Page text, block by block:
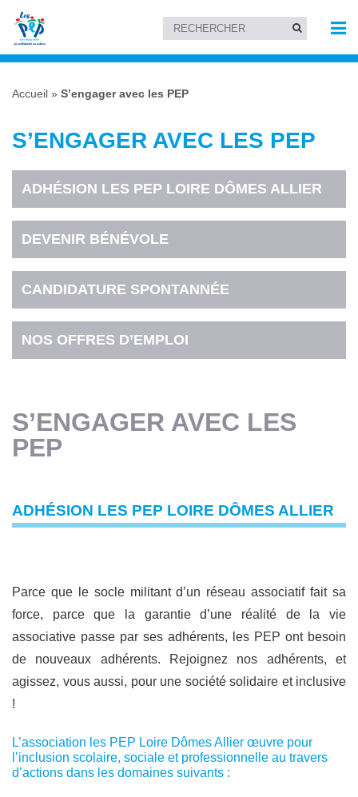
Accueil » S’engager avec les PEP
S’ENGAGER AVEC LES PEP
ADHÉSION LES PEP LOIRE DÔMES ALLIER
DEVENIR BÉNÉVOLE
CANDIDATURE SPONTANNÉE
NOS OFFRES D’EMPLOI
S’ENGAGER AVEC LES
PEP
ADHÉSION LES PEP LOIRE DÔMES ALLIER
Parce que le socle militant d’un réseau associatif fait sa
force, parce que la garantie d’une réalité de la vie
associative passe par ses adhérents, les PEP ont besoin
de nouveaux adhérents. Rejoignez nos adhérents, et
agissez, vous aussi, pour une société solidaire et inclusive
!
L’association les PEP Loire Dômes Allier œuvre pour
l’inclusion scolaire, sociale et professionnelle au travers
d’actions dans les domaines suivants :